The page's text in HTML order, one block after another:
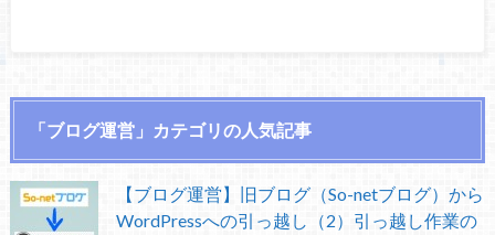
「ブログ運営」カテゴリの人気記事
【ブログ運営】旧ブログ（So-netブログ）から
WordPressへの引っ越し（2）引っ越し作業の